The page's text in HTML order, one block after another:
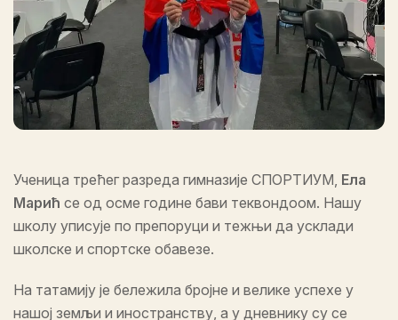
Ученица трећег разреда гимназије СПОРТИУМ, Ела
Марић се од осме године бави теквондоом. Нашу
школу уписује по препоруци и тежњи да усклади
школске и спортске обавезе.
На татамију је бележила бројне и велике успехе у
нашој земљи и иностранству, а у дневнику су се